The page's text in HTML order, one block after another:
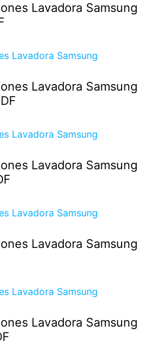
Lavadora Samsung
Lavadora Samsung
Lavadora Samsung
Lavadora Samsung
Lavadora Samsung